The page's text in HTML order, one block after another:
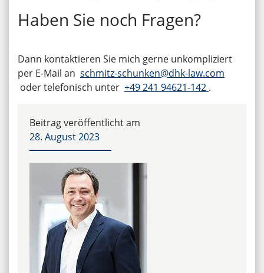
Haben Sie noch Fragen?
Dann kontaktieren Sie mich gerne unkompliziert
per E-Mail an schmitz-schunken@dhk-law.com
oder telefonisch unter +49 241 94621-142 .
Beitrag veröffentlicht am
28. August 2023